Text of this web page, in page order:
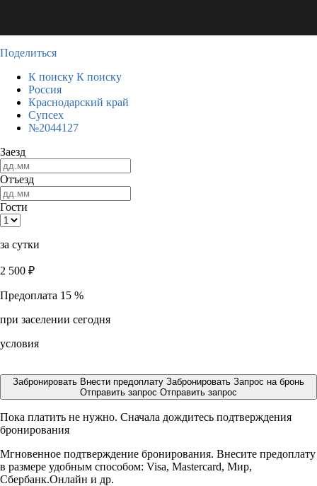
Поделиться
К поиску К поиску
Россия
Краснодарский край
Супсех
№2044127
Заезд
Отъезд
Гости
за сутки
2 500 ₽
Предоплата 15 %
при заселении сегодня
условия
Забронировать Внести предоплату Забронировать Запрос на бронь
Отправить запрос Отправить запрос
Пока платить не нужно. Сначала дождитесь подтверждения
бронирования
Мгновенное подтверждение бронирования. Внесите предоплату
в размере удобным способом: Visa, Mastercard, Мир,
Сбербанк.Онлайн и др.